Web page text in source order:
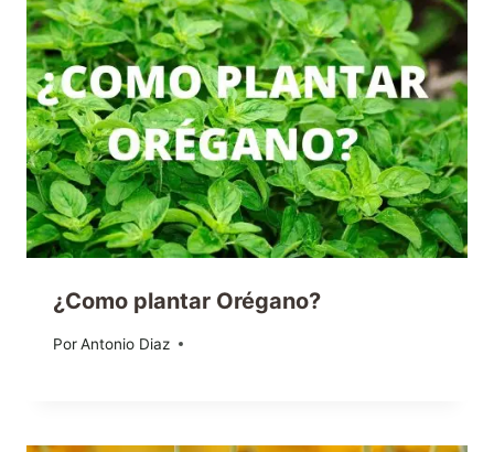
¿Como plantar Orégano?
PorAntonio Diaz
29/01/2020